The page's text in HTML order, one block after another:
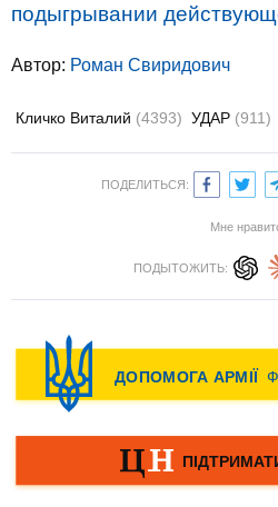
подыгрывании
Автор: Роман Свиридович
Кличко Виталий (4393) УДАР (911)
ПОДЕЛИТЬСЯ:
Мне
ПОДЫТОЖИТЬ: